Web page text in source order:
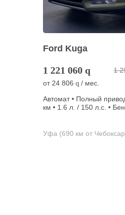
Ford Kuga
1 221 060 q 1
от 24 806 q / мес.
Автомат • Полный
км • 1.6 л. / 150 л.с. •
Уфа (690 км от